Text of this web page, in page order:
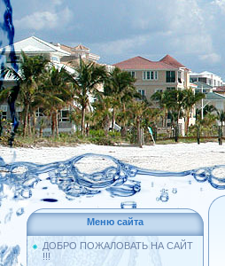
Меню сайта
ДОБРО ПОЖАЛОВАТЬ НА САЙТ
!!!